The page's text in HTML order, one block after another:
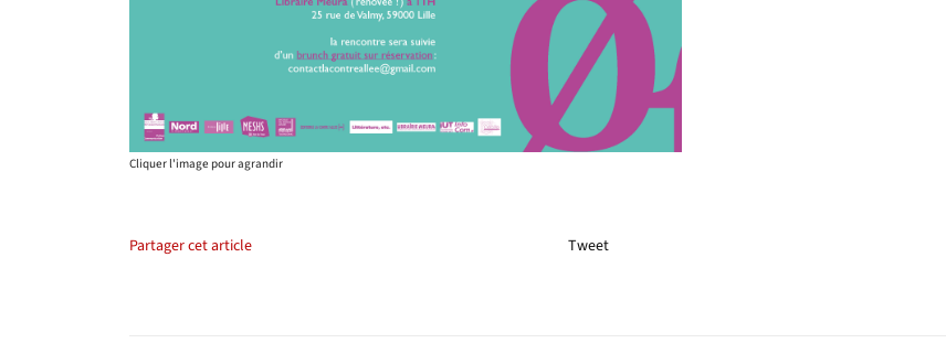
Cliquer l'image pour agrandir
Partager cet article Tweet